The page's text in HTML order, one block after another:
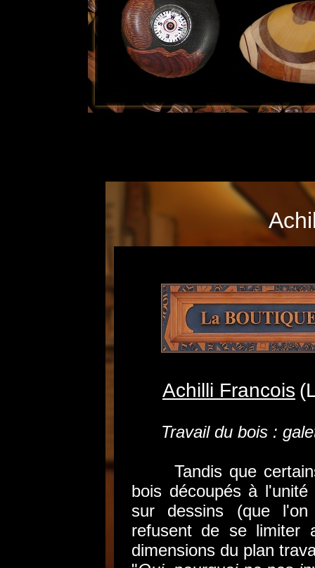
Achilli Francois
Travail du bois :
Tandis que certains
bois découpés à
sur dessins (que l'on
refusent de se limiter
dimensions du plan